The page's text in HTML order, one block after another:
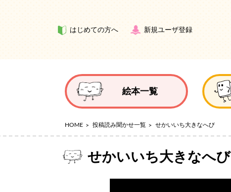
はじめての方へ 新規ユーザ登録
絵本一覧
HOME 投稿読み聞かせ一覧 せかいいち大きなへび
せかいいち大きなへび